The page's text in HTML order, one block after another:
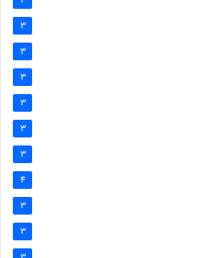
3
3
3
3
3
3
4
3
3